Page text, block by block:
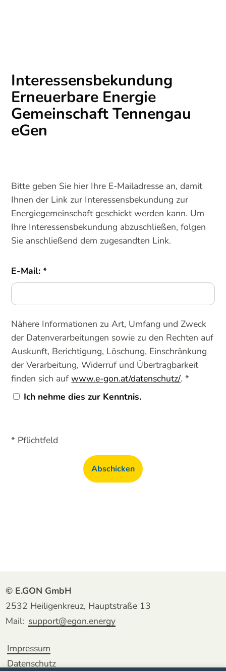
Interessensbekundung
Erneuerbare Energie
Gemeinschaft Tennengau
eGen
Bitte geben Sie hier Ihre E-Mailadresse an, damit
Ihnen der Link zur Interessensbekundung zur
Energiegemeinschaft geschickt werden kann. Um
Ihre Interessensbekundung abzuschließen, folgen
Sie anschließend dem zugesandten Link.
E-Mail:
Nähere Informationen zu Art, Umfang und Zweck
der Datenverarbeitungen sowie zu den Rechten auf
Auskunft, Berichtigung, Löschung, Einschränkung
der Verarbeitung, Widerruf und Übertragbarkeit
finden sich aufwww.e-gon.at/datenschutz/. *
Ich nehme dies zur Kenntnis.
* Pflichtfeld
Abschicken
© E.GON GmbH
2532 Heiligenkreuz, Hauptstraße 13
Mail: support@egon.energy
Impressum
Datenschutz